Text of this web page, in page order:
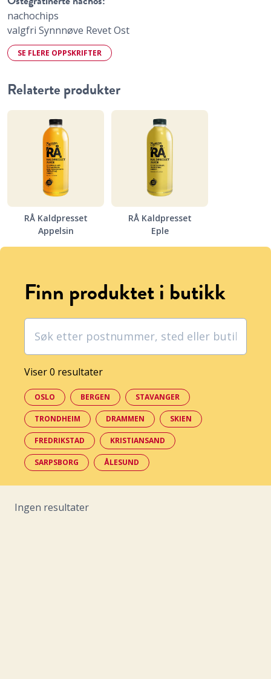
nachochips
valgfri Synnnøve Revet Ost
SE FLERE OPPSKRIFTER
Relaterte produkter
RÅ Kaldpresset
Appelsin
RÅ Kaldpresset
Eple
Finn produktet i butikk
Viser 0 resultater
OSLO BERGEN STAVANGER
TRONDHEIM DRAMMEN SKIEN
FREDRIKSTAD KRISTIANSAND
SARPSBORG ÅLESUND
Ingen resultater